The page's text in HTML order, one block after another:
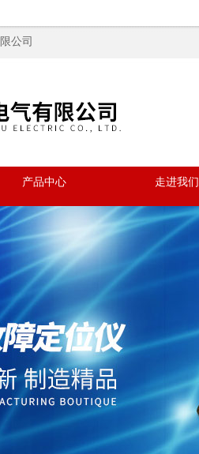
公司
产品中心 走进我们